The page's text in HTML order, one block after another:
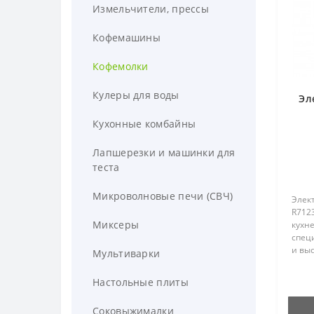
формы
Колонки
Колонки для компьютера
Колоонки для компьютера
Минидинамики
Компьютерные мыши и
Компьютерные мыши
Для телевизоров
Для телефонов
Лампы диодные
Лампы для селфи
Мелкая бытовая техника
Блендеры
Вафельницы
Грили
Настольные лампы и
Измельчители, прессы
Кофемашины
Кофемолки
Кулеры для воды
Кухонные комбайны
Лапшерезки и машинки для
теста
Микроволновые печи (СВЧ)
Миксеры
Мультиварки
Настольные плиты
Соковыжималки
и
всех